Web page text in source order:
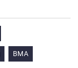
BMA